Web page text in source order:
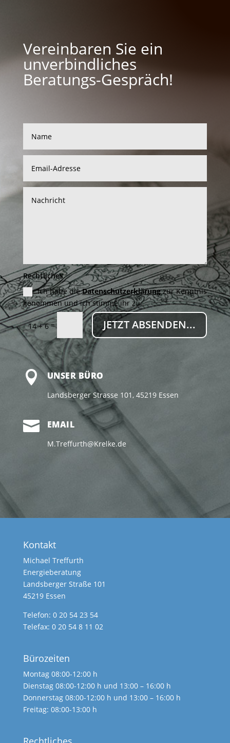
Vereinbaren Sie ein
unverbindliches
Beratungs-Gespräch!
Rechtliches
Ich habe dieDatenschutzerklärungzur Kenntnis
genommen und ich stimme ihr zu.
14 + 6= JETZT ABSENDEN...
 UNSER BÜRO
Landsberger Strasse 101, 45219 Essen
 EMAIL
M.Treffurth@Krelke.de
Kontakt
Michael Treffurth
Energieberatung
Landsberger Straße 101
45219 Essen
Telefon: 0 20 54 23 54
Telefax: 0 20 54 8 11 02
Bürozeiten
Montag 08:00-12:00 h
Dienstag 08:00-12:00 h und 13:00 – 16:00 h
Donnerstag 08:00-12:00 h und 13:00 – 16:00 h
Freitag: 08:00-13:00 h